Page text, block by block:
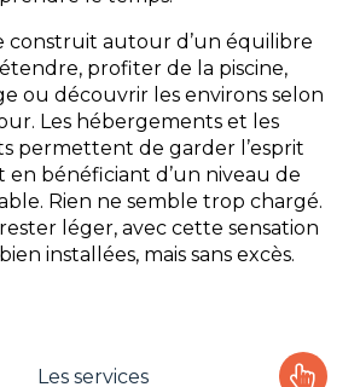
construit autour d’un équilibre
profiter de la piscine,
ou découvrir les environs selon
Les hébergements et les
permettent de garder l’esprit
en bénéficiant d’un niveau de
Rien ne semble trop chargé.
léger, avec cette sensation
installées, mais sans excès.
Les services